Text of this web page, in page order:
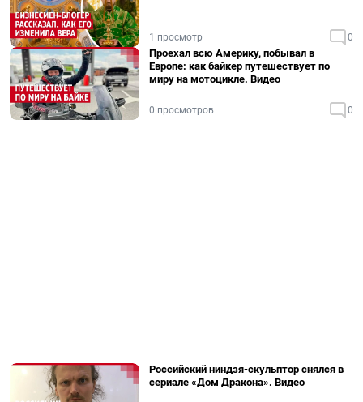
1 просмотр 0
Проехал всю Америку, побывал в
Европе: как байкер путешествует по
миру на мотоцикле. Видео
0 просмотров 0
Российский ниндзя-скульптор снялся в
сериале «Дом Дракона». Видео